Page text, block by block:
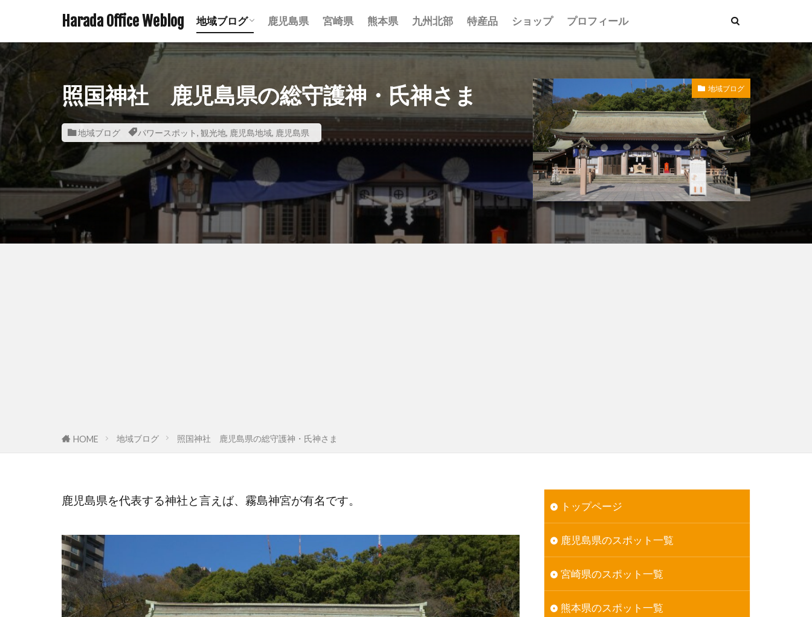
Harada Office Weblog 地域ブログ
アニメ聖地記事 まとめ
ミステリースポット まとめ
珍スポット まとめ
遺構探訪記事 まとめ
鉄道関連記事 まとめ
ダムの記事 まとめ
鹿児島の神社一覧
宮崎の神社一覧
熊本の神社一覧
鹿児島県 宮崎県 熊本県 九州北部 特産品 ショップ プロフィール
照国神社 鹿児島県の総守護神・氏神さま
地域ブログ パワースポット, 観光地, 鹿児島地域, 鹿児島県
地域ブログ
HOME 地域ブログ 照国神社 鹿児島県の総守護神・氏神さま
鹿児島県を代表する神社と言えば、霧島神宮が有名です。 トップページ
鹿児島県のスポット一覧
宮崎県のスポット一覧
熊本県のスポット一覧